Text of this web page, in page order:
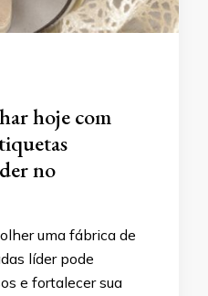
hoje com
no
uma fábrica de
líder pode
e fortalecer sua